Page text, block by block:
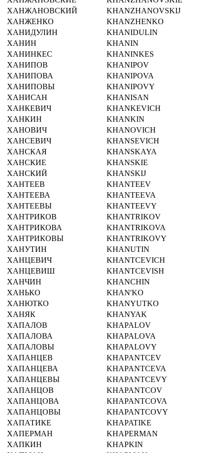
ХАНЖАНОВСКИЙ
KHANZHANOVSKIJ
ХАНЖЕНКО
KHANZHENKO
ХАНИДУЛИН
KHANIDULIN
ХАНИН
KHANIN
ХАНИНКЕС
KHANINKES
ХАНИПОВ
KHANIPOV
ХАНИПОВА
KHANIPOVA
ХАНИПОВЫ
KHANIPOVY
ХАНИСАН
KHANISAN
ХАНКЕВИЧ
KHANKEVICH
ХАНКИН
KHANKIN
ХАНОВИЧ
KHANOVICH
ХАНСЕВИЧ
KHANSEVICH
ХАНСКАЯ
KHANSKAYA
ХАНСКИЕ
KHANSKIE
ХАНСКИЙ
KHANSKIJ
ХАНТЕЕВ
KHANTEEV
ХАНТЕЕВА
KHANTEEVA
ХАНТЕЕВЫ
KHANTEEVY
ХАНТРИКОВ
KHANTRIKOV
ХАНТРИКОВА
KHANTRIKOVA
ХАНТРИКОВЫ
KHANTRIKOVY
ХАНУТИН
KHANUTIN
ХАНЦЕВИЧ
KHANTCEVICH
ХАНЦЕВИШ
KHANTCEVISH
ХАНЧИН
KHANCHIN
ХАНЬКО
KHAN'KO
ХАНЮТКО
KHANYUTKO
ХАНЯК
KHANYAK
ХАПАЛОВ
KHAPALOV
ХАПАЛОВА
KHAPALOVA
ХАПАЛОВЫ
KHAPALOVY
ХАПАНЦЕВ
KHAPANTCEV
ХАПАНЦЕВА
KHAPANTCEVA
ХАПАНЦЕВЫ
KHAPANTCEVY
ХАПАНЦОВ
KHAPANTCOV
ХАПАНЦОВА
KHAPANTCOVA
ХАПАНЦОВЫ
KHAPANTCOVY
ХАПАТИКЕ
KHAPATIKE
ХАПЕРМАН
KHAPERMAN
ХАПКИН
KHAPKIN